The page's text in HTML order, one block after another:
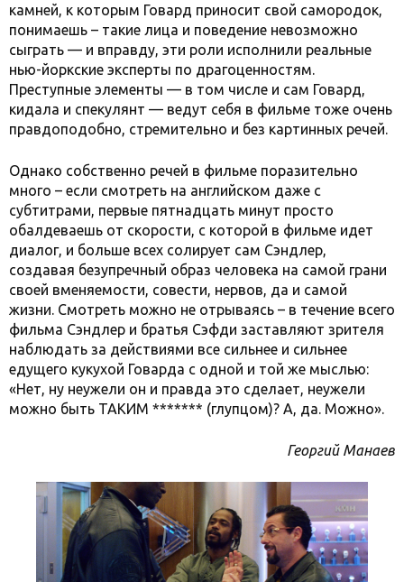
камней, к которым Говард приносит свой самородок,
понимаешь – такие лица и поведение невозможно
сыграть — и вправду, эти роли исполнили реальные
нью-йоркские эксперты по драгоценностям.
Преступные элементы — в том числе и сам Говард,
кидала и спекулянт — ведут себя в фильме тоже очень
правдоподобно, стремительно и без картинных речей.
Однако собственно речей в фильме поразительно
много – если смотреть на английском даже с
субтитрами, первые пятнадцать минут просто
обалдеваешь от скорости, с которой в фильме идет
диалог, и больше всех солирует сам Сэндлер,
создавая безупречный образ человека на самой грани
своей вменяемости, совести, нервов, да и самой
жизни. Смотреть можно не отрываясь – в течение всего
фильма Сэндлер и братья Сэфди заставляют зрителя
наблюдать за действиями все сильнее и сильнее
едущего кукухой Говарда с одной и той же мыслью:
«Нет, ну неужели он и правда это сделает, неужели
можно быть ТАКИМ ******* (глупцом)? А, да. Можно».
Георгий Манаев